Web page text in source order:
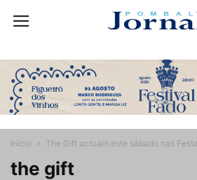
Início The Gift actuam este sábado nas
the gift